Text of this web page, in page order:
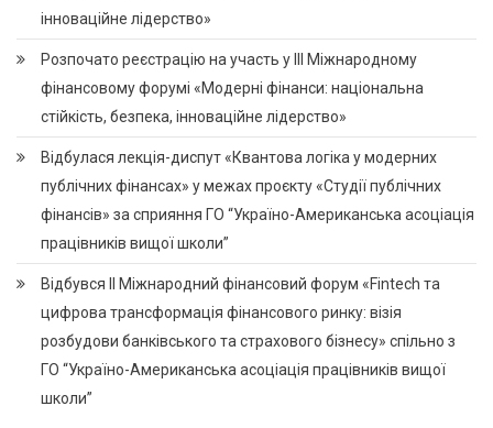
інноваційне лідерство»
Розпочато реєстрацію на участь у ІІІ Міжнародному
фінансовому форумі «Модерні фінанси: національна
стійкість, безпека, інноваційне лідерство»
Відбулася лекція-диспут «Квантова логіка у модерних
публічних фінансах» у межах проєкту «Студії публічних
фінансів» за сприяння ГО “Україно-Американська асоціація
працівників вищої школи”
Відбувся ІІ Міжнародний фінансовий форум «Fintech та
цифрова трансформація фінансового ринку: візія
розбудови банківського та страхового бізнесу» спільно з
ГО “Україно-Американська асоціація працівників вищої
школи”